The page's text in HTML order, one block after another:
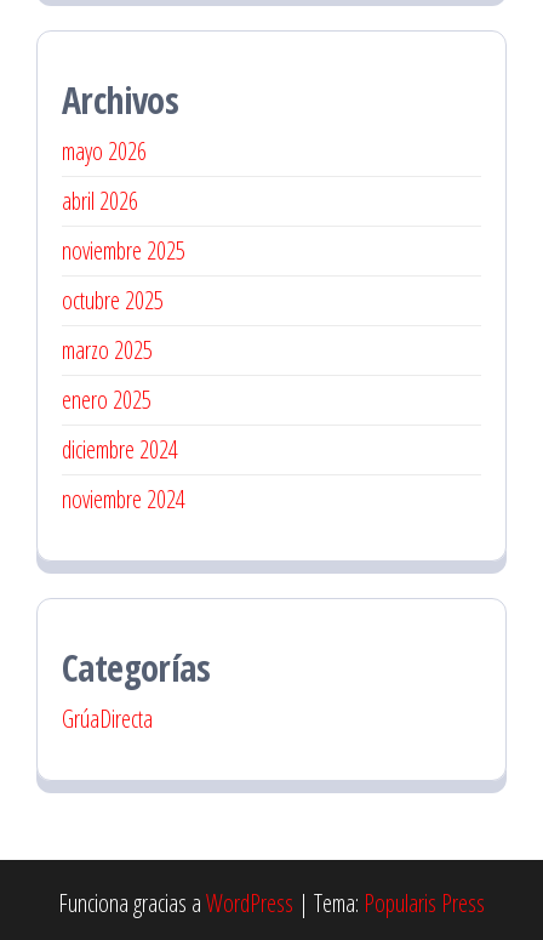
Archivos
mayo 2026
abril 2026
noviembre 2025
octubre 2025
marzo 2025
enero 2025
diciembre 2024
noviembre 2024
Categorías
GrúaDirecta
Funciona gracias aWordPress | Tema: Popularis Press